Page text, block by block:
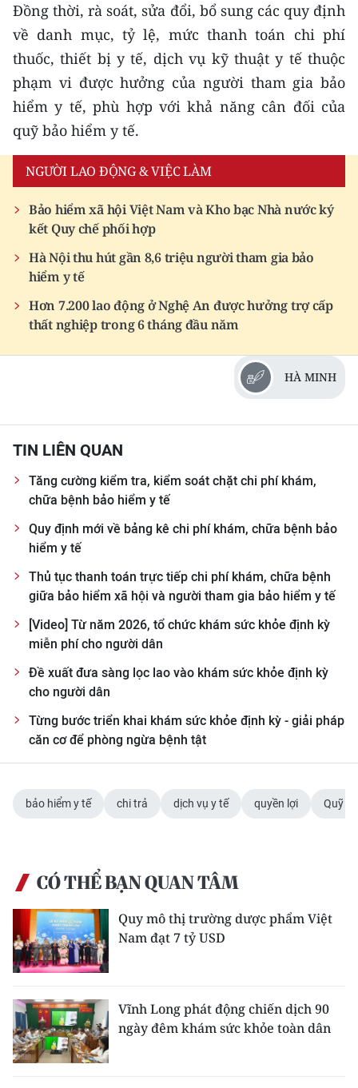
Đồng thời, rà soát, sửa đổi, bổ sung các quy định
về danh mục, tỷ lệ, mức thanh toán chi phí
thuốc, thiết bị y tế, dịch vụ kỹ thuật y tế thuộc
phạm vi được hưởng của người tham gia bảo
hiểm y tế, phù hợp với khả năng cân đối của
quỹ bảo hiểm y tế.
NGƯỜI LAO ĐỘNG & VIỆC LÀM
Bảo hiểm xã hội Việt Nam và Kho bạc Nhà nước ký
kết Quy chế phối hợp
Hà Nội thu hút gần 8,6 triệu người tham gia bảo
hiểm y tế
Hơn 7.200 lao động ở Nghệ An được hưởng trợ cấp
thất nghiệp trong 6 tháng đầu năm
HÀ MINH
TIN LIÊN QUAN
Tăng cường kiểm tra, kiểm soát chặt chi phí khám,
chữa bệnh bảo hiểm y tế
Quy định mới về bảng kê chi phí khám, chữa bệnh bảo
hiểm y tế
Thủ tục thanh toán trực tiếp chi phí khám, chữa bệnh
giữa bảo hiểm xã hội và người tham gia bảo hiểm y tế
[Video] Từ năm 2026, tổ chức khám sức khỏe định kỳ
miễn phí cho người dân
Đề xuất đưa sàng lọc lao vào khám sức khỏe định kỳ
cho người dân
Từng bước triển khai khám sức khỏe định kỳ - giải pháp
căn cơ để phòng ngừa bệnh tật
bảo hiểm y tế chi trả dịch vụ y tế quyền lợi Quỹ
CÓ THỂ BẠN QUAN TÂM
Quy mô thị trường dược phẩm Việt
Nam đạt 7 tỷ USD
Vĩnh Long phát động chiến dịch 90
ngày đêm khám sức khỏe toàn dân